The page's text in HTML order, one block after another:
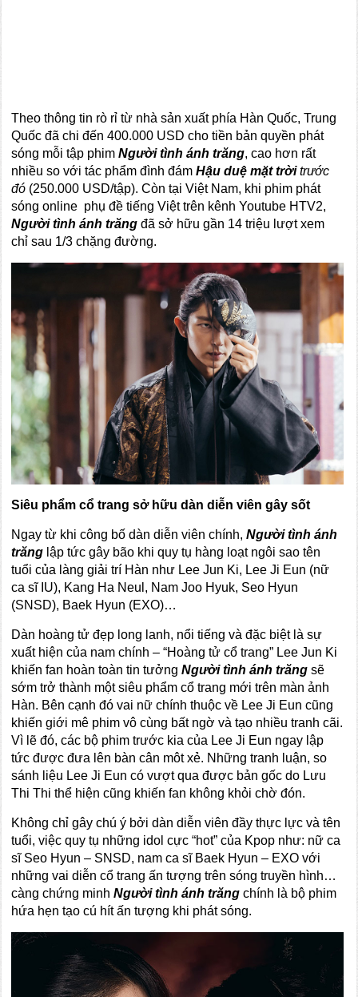
Theo thông tin rò rỉ từ nhà sản xuất phía Hàn Quốc, Trung
Quốc đã chi đến 400.000 USD cho tiền bản quyền phát
sóng mỗi tập phimNgười tình ánh trăng, cao hơn rất
nhiều so với tác phẩm đình đámHậu duệ mặt trời trước
đó (250.000 USD/tập). Còn tại Việt Nam, khi phim phát
sóng online phụ đề tiếng Việt trên kênh Youtube HTV2,
Người tình ánh trăng đã sở hữu gần 14 triệu lượt xem
chỉ sau 1/3 chặng đường.
Siêu phẩm cổ trang sở hữu dàn diễn viên gây sốt
Ngay từ khi công bố dàn diễn viên chính,Người tình ánh
trăng lập tức gây bão khi quy tụ hàng loạt ngôi sao tên
tuổi của làng giải trí Hàn như Lee Jun Ki, Lee Ji Eun (nữ
ca sĩ IU), Kang Ha Neul, Nam Joo Hyuk, Seo Hyun
(SNSD), Baek Hyun (EXO)…
Dàn hoàng tử đẹp long lanh, nổi tiếng và đặc biệt là sự
xuất hiện của nam chính – “Hoàng tử cổ trang” Lee Jun Ki
khiến fan hoàn toàn tin tưởngNgười tình ánh trăng sẽ
sớm trở thành một siêu phẩm cổ trang mới trên màn ảnh
Hàn. Bên cạnh đó vai nữ chính thuộc về Lee Ji Eun cũng
khiến giới mê phim vô cùng bất ngờ và tạo nhiều tranh cãi.
Vì lẽ đó, các bộ phim trước kia của Lee Ji Eun ngay lập
tức được đưa lên bàn cân môt xẻ. Những tranh luận, so
sánh liệu Lee Ji Eun có vượt qua được bản gốc do Lưu
Thi Thi thể hiện cũng khiến fan không khỏi chờ đón.
Không chỉ gây chú ý bởi dàn diễn viên đầy thực lực và tên
tuổi, việc quy tụ những idol cực “hot” của Kpop như: nữ ca
sĩ Seo Hyun – SNSD, nam ca sĩ Baek Hyun – EXO với
những vai diễn cổ trang ấn tượng trên sóng truyền hình…
càng chứng minhNgười tình ánh trăng chính là bộ phim
hứa hẹn tạo cú hít ấn tượng khi phát sóng.